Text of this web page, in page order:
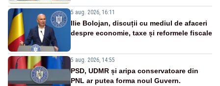
5 aug. 2026, 16:11
Ilie Bolojan, discuții cu mediul de afaceri
despre economie, taxe și reformele fiscale
5 aug. 2026, 14:55
PSD, UDMR și aripa conservatoare din
PNL ar putea forma noul Guvern.